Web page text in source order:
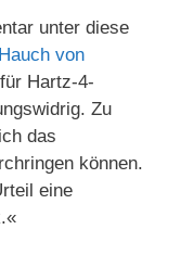
unter diese
von
Hartz-4-
Zu
das
können.
eine